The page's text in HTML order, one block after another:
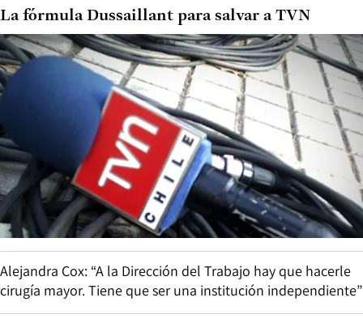
La fórmula Dussaillant para salvar a TVN
Alejandra Cox: “A la Dirección del Trabajo hay que hacerle
cirugía mayor. Tiene que ser una institución independiente”